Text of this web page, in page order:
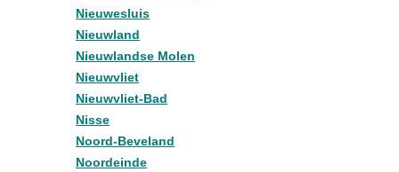
Nieuwesluis
Nieuwland
Nieuwlandse Molen
Nieuwvliet
Nieuwvliet-Bad
Nisse
Noord-Beveland
Noordeinde